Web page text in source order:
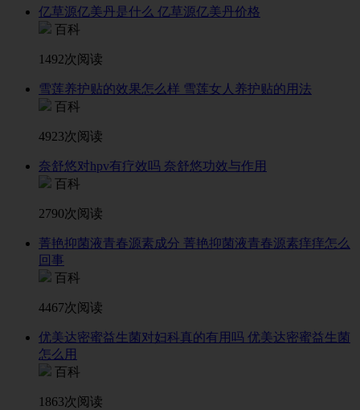
亿草源亿美丹是什么 亿草源亿美丹价格
百科
1492次阅读
雪莲养护贴的效果怎么样 雪莲女人养护贴的用法
百科
4923次阅读
奈舒悠对hpv有疗效吗 奈舒悠功效与作用
百科
2790次阅读
菁艳抑菌液青春源素成分 菁艳抑菌液青春源素痒痒怎么
回事
百科
4467次阅读
优美达密蜜益生菌对妇科真的有用吗 优美达密蜜益生菌
怎么用
百科
1863次阅读